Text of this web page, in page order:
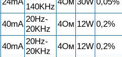
24mА
140KHz
4Ом 30W 0,05%
40mА
20Hz-
20KHz
4Ом 12W 0,2%
40mА
20Hz-
20KHz
4Ом 12W 0,2%